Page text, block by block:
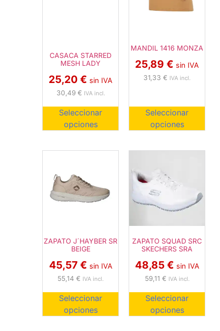
CASACA STARRED
MESH LADY
25,20€ sin IVA
30,49 € IVA incl.
Seleccionar
opciones
MANDIL 1416 MONZA
25,89€ sin IVA
31,33€ IVA incl.
Seleccionar
opciones
ZAPATO J´HAYBER SR
BEIGE
45,57 € sin IVA
55,14€ IVA incl.
Seleccionar
opciones
ZAPATO SQUAD SRC
SKECHERS SRA
48,85 € sin IVA
59,11 € IVA incl.
Seleccionar
opciones